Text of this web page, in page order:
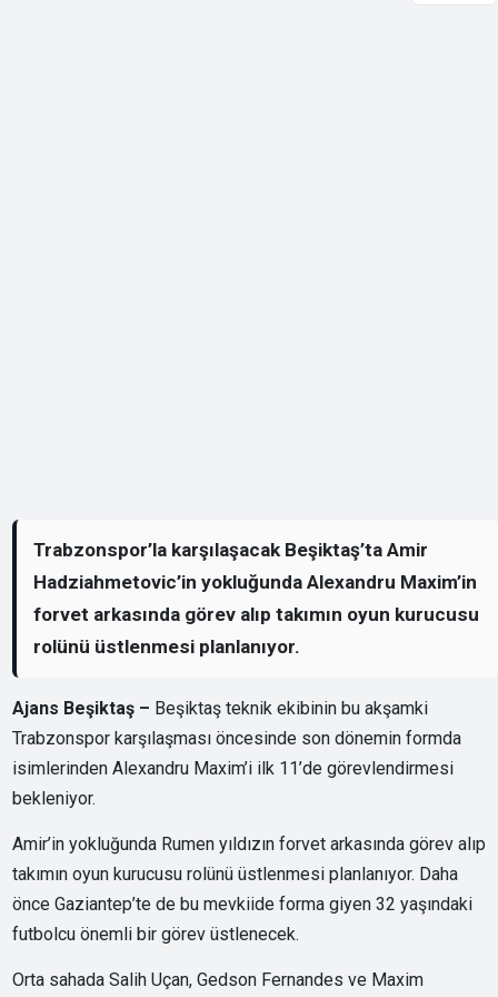
Trabzonspor’la karşılaşacak Beşiktaş’ta Amir
Hadziahmetovic’in yokluğunda Alexandru Maxim’in
forvet arkasında görev alıp takımın oyun kurucusu
rolünü üstlenmesi planlanıyor.
Ajans Beşiktaş – Beşiktaş teknik ekibinin bu akşamki
Trabzonspor karşılaşması öncesinde son dönemin formda
isimlerinden Alexandru Maxim’i ilk 11’de görevlendirmesi
bekleniyor.
Amir’in yokluğunda Rumen yıldızın forvet arkasında görev alıp
takımın oyun kurucusu rolünü üstlenmesi planlanıyor. Daha
önce Gaziantep’te de bu mevkiide forma giyen 32 yaşındaki
futbolcu önemli bir görev üstlenecek.
Orta sahada Salih Uçan, Gedson Fernandes ve Maxim